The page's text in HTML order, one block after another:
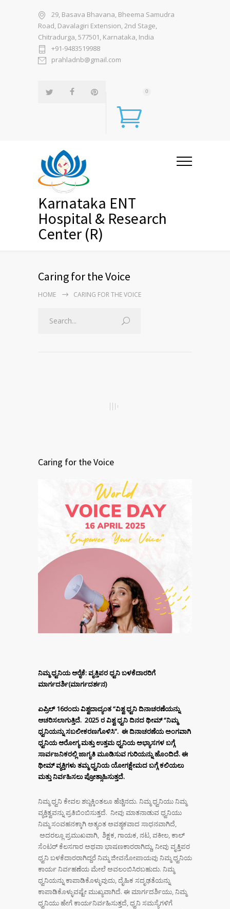
29, Basava Bhavana, Bheema Samudra
Road, Davalagiri Extension, 2nd Stage,
Chitradurga, 577501, Karnataka, India
+91-9483519988
prahladnb@gmail.com
0
Karnataka ENT
Hospital & Research
Center (R)
Caring for the Voice
HOME CARING FOR THE VOICE
Caring for the Voice
ನಿಮ್ಮ ಧ್ವನಿಯ ಆರೈಕೆ: ವೃತ್ತಿಪರ ಧ್ವನಿ ಬಳಕೆದಾರರಿಗೆ
ಮಾರ್ಗದರ್ಶಿ(ಮಾರ್ಗದರ್ಶನ)
ಏಪ್ರಿಲ್16ರಂದು ವಿಶ್ವದಾದ್ಯಂತ “ವಿಶ್ವ ಧ್ವನಿ ದಿನಾಚರಣೆಯನ್ನು
ಆಚರಿಸಲಾಗುತ್ತಿದೆ. 2025 ರ ವಿಶ್ವ ಧ್ವನಿ ದಿನದ ಥೀಮ್ “ನಿಮ್ಮ
ಧ್ವನಿಯನ್ನು ಸಬಲೀಕರಣಗೊಳಿಸಿ”. ಈ ದಿನಾಚರಣೆಯ ಅಂಗವಾಗಿ
ಧ್ವನಿಯ ಆರೋಗ್ಯ ಮತ್ತು ಉತ್ತಮ ಧ್ವನಿಯ ಅಭ್ಯಾಸಗಳ ಬಗ್ಗೆ
ಸಾರ್ವಜನಿಕರಲ್ಲಿ ಜಾಗೃತಿ ಮೂಡಿಸುವ ಗುರಿಯನ್ನು ಹೊಂದಿದೆ. ಈ
ಥೀಮ್ ವ್ಯಕ್ತಿಗಳು ತಮ್ಮ ಧ್ವನಿಯ ಯೋಗಕ್ಷೇಮದ ಬಗ್ಗೆ ಕಲಿಯಲು
ಮತ್ತು ನಿರ್ವಹಿಸಲು ಪ್ರೋತ್ಸಾಹಿಸುತ್ತದೆ.
ನಿಮ್ಮ ಧ್ವನಿ ಕೇವಲ ಶಬ್ದಕ್ಕಿಂತಲೂ ಹೆಚ್ಚಿನದು. ನಿಮ್ಮ ಧ್ವನಿಯು ನಿಮ್ಮ
ವ್ಯಕ್ತಿತ್ವವನ್ನು ಪ್ರತಿಬಿಂಬಿಸುತ್ತದೆ. ನೀವು ಮಾತನಾಡುವ ಧ್ವನಿಯು
ನಿಮ್ಮ ಸಂವಹನಕ್ಕಾಗಿ ಅತ್ಯಂತ ಅವಶ್ಯಕವಾದ ಸಾಧನವಾಗಿದೆ,
ಅದರಲ್ಲೂ ಪ್ರಮುಖವಾಗಿ, ಶಿಕ್ಷಕ, ಗಾಯಕ, ನಟ, ವಕೀಲ, ಕಾಲ್
ಸೆಂಟರ್ ಕೆಲಸಗಾರ ಅಥವಾ ಭಾಷಣಕಾರರಾಗಿದ್ದು, ನೀವು ವೃತ್ತಿಪರ
ಧ್ವನಿ ಬಳಕೆದಾರರಾಗಿದ್ದರೆ ನಿಮ್ಮ ಜೀವನೋಪಾಯವು ನಿಮ್ಮ ಧ್ವನಿಯ
ಕಾರ್ಯ ನಿರ್ವಹಣೆಯ ಮೇಲೆ ಅವಲಂಬಿಸಿರಬಹುದು. ನಿಮ್ಮ
ಧ್ವನಿಯನ್ನು ಕಾಪಾಡಿಕೊಳ್ಳುವುದು, ದೈಹಿಕ ಸದೃಢತೆಯನ್ನು
ಕಾಪಾಡಿಕೊಳ್ಳುವಷ್ಟೇ ಮುಖ್ಯವಾಗಿದೆ. ಈ ಮಾರ್ಗದರ್ಶಿಯು, ನಿಮ್ಮ
ಧ್ವನಿಯು ಹೇಗೆ ಕಾರ್ಯನಿರ್ವಹಿಸುತ್ತದೆ, ಧ್ವನಿ ಸಮಸ್ಯೆಗಳಿಗೆ